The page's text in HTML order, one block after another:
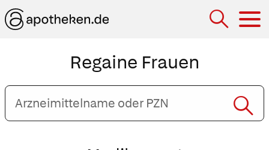
Regaine Frauen
Arzneimittelname
oder
PZN